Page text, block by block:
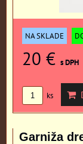
NA SKLADE
20 € s DPH
ks
Garniža